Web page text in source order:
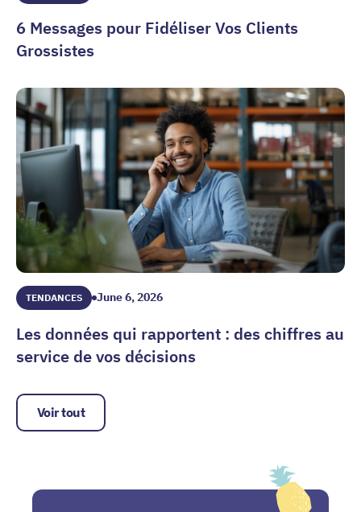
6 Messages pour Fidéliser Vos Clients
Grossistes
TENDANCES June 6, 2026
Les données qui rapportent : des chiffres au
service de vos décisions
Voir tout